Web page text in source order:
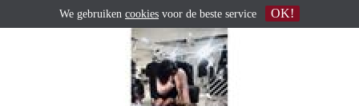
We gebruiken cookies voor de beste service OK!